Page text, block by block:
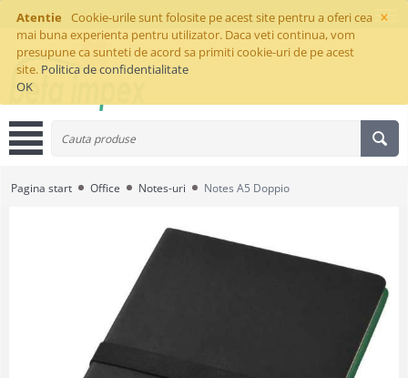
×
Atentie
Cookie-urile sunt folosite pe acest site pentru a oferi cea
mai buna experienta pentru utilizator. Daca veti continua, vom
presupune ca sunteti de acord sa primiti cookie-uri de pe acest
site. Politica de confidentialitate
OK
Pagina start Office Notes-uri Notes A5 Doppio